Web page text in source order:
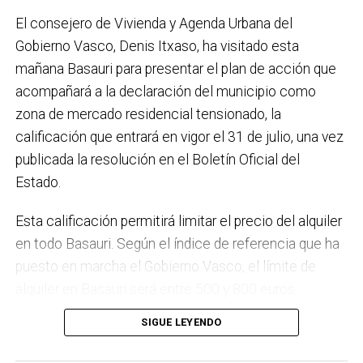
régimen de autoconsumo, que hacen de Basauri un
municipio más sostenible y preparado para el futuro.
En ese sentido, estamos trabajando en acciones de
clima y energía, entre las que destacan el diseño de
una red de refugios climáticos, junto con un Plan de
Actuación ante Episodios de Altas Temperaturas,
como las que recientemente hemos sufrido.
proyecto de lanueva haurreskola que se construirá en
Sarratu, junto a Arizko Ikastola, y que es una apuesta
por la educación pública y un elemento más de apoyo
el trabajo que desarrollamos en igualdad, con una
intensificación en la sensibilización respecto a la
El consejero de Vivienda y Agenda Urbana del
Gobierno Vasco, Denis Itxaso, ha visitado esta
mañana Basauri para presentar el plan de acción que
acompañará a la declaración del municipio como
zona de mercado residencial tensionado, la
calificación que entrará en vigor el 31 de julio, una vez
publicada la resolución en el Boletín Oficial del
Estado.
Esta calificación permitirá limitar el precio del alquiler
en todo Basauri. Según el índice de referencia que ha
puesto en marcha el Gobierno Vasco, el límite de
dependiendo de la zona y de las características de la
vivienda. Los interesados pueden consultar el límite
de precio a través del portal
SIGUE LEYENDO